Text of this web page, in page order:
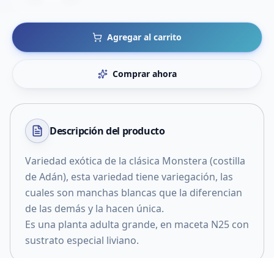
Agregar al carrito
Comprar ahora
Descripción del producto
Variedad exótica de la clásica Monstera (costilla
de Adán), esta variedad tiene variegación, las
cuales son manchas blancas que la diferencian
de las demás y la hacen única.
Es una planta adulta grande, en maceta N25 con
sustrato especial liviano.